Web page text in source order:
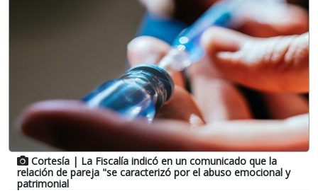
Cortesía | La Fiscalía indicó en un comunicado que la
relación de pareja "se caracterizó por el abuso emocional y
patrimonial